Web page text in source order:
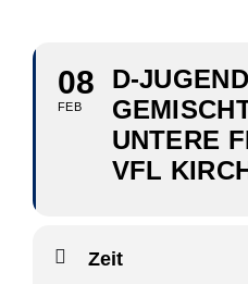
08
FEB
D-
UNTERE
VFL
Zeit